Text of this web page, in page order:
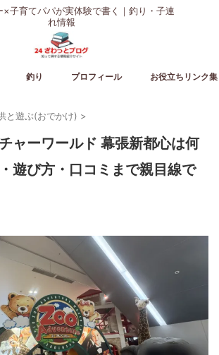
×子育てパパが実体験で書く｜釣り・子連
れ情報
釣り プロフィール お役立ちリンク集
と遊ぶ(おでかけ) >
ャーワールド 幕張新都心は何
遊び方・口コミまで親目線で